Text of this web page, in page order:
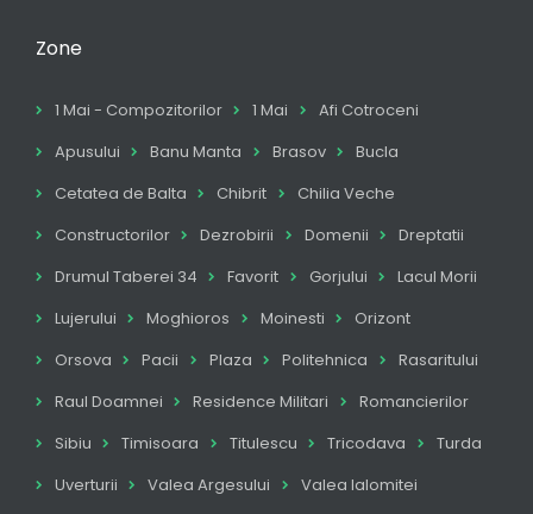
Zone
1 Mai - Compozitorilor 1 Mai
Afi Cotroceni
Apusului
Banu Manta Brasov
Bucla
Cetatea de Balta
Chibrit
Chilia Veche
Constructorilor
Dezrobirii Domenii
Dreptatii
Drumul Taberei 34
Favorit Gorjului
Lacul Morii
Lujerului
Moghioros Moinesti
Orizont
Orsova
Pacii Plaza Politehnica
Rasaritului
Raul Doamnei
Residence Militari
Romancierilor
Sibiu
Timisoara Titulescu Tricodava
Turda
Uverturii
Valea Argesului
Valea Ialomitei